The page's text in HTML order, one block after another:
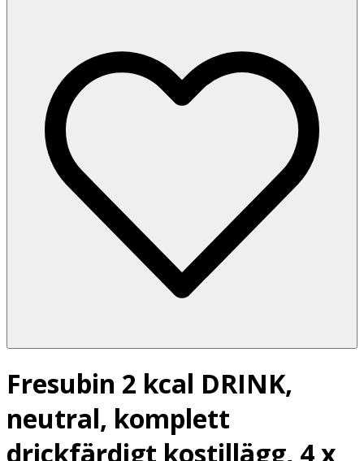
Fresubin 2 kcal DRINK,
neutral, komplett
drickfärdigt kostillägg, 4 x